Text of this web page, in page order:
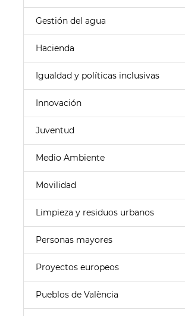
Gestión del agua
Hacienda
Igualdad y políticas inclusivas
Innovación
Juventud
Medio Ambiente
Movilidad
Limpieza y residuos urbanos
Personas mayores
Proyectos europeos
Pueblos de València